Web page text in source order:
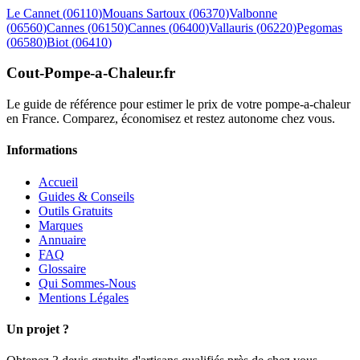
Le Cannet (06110)Mouans Sartoux (06370)Valbonne
(06560)Cannes (06150)Cannes (06400)Vallauris (06220)Pegomas
(06580)Biot (06410)
Cout-Pompe-a-Chaleur.fr
Le guide de référence pour estimer le prix de votre pompe-a-chaleur
en France. Comparez, économisez et restez autonome chez vous.
Informations
Accueil
Guides & Conseils
Outils Gratuits
Marques
Annuaire
FAQ
Glossaire
Qui Sommes-Nous
Mentions Légales
Un projet ?